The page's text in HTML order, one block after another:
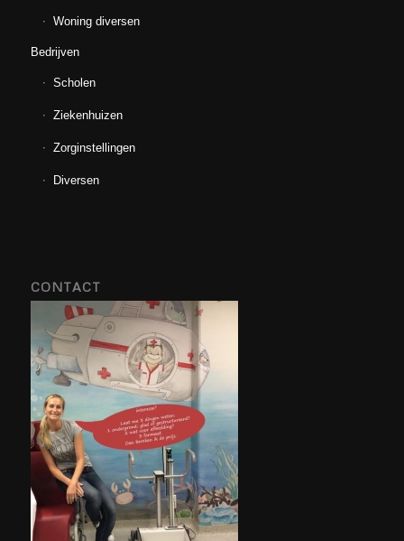
Woning diversen
Bedrijven
Scholen
Ziekenhuizen
Zorginstellingen
Diversen
CONTACT